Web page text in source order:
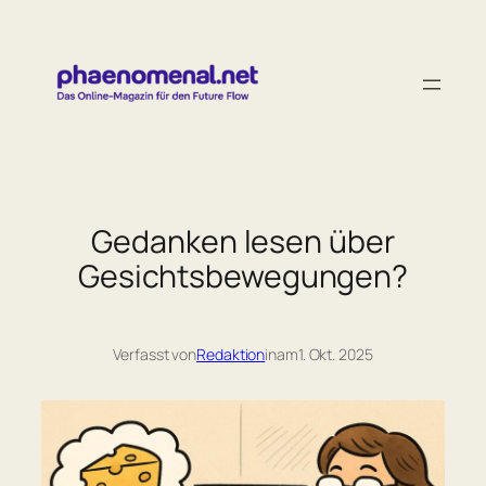
springen
Gedanken lesen über
Gesichtsbewegungen?
Verfasst vonRedaktioninam1. Okt. 2025